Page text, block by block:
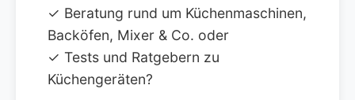
✓ Beratung rund um Küchenmaschinen,
Backöfen, Mixer & Co. oder
✓ Tests und Ratgebern zu
Küchengeräten?